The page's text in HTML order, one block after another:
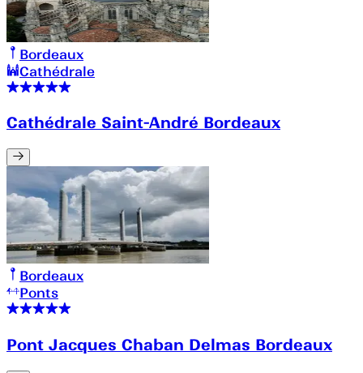
Bordeaux
Cathédrale
Cathédrale Saint-André Bordeaux
Bordeaux
Ponts
Pont Jacques Chaban Delmas Bordeaux